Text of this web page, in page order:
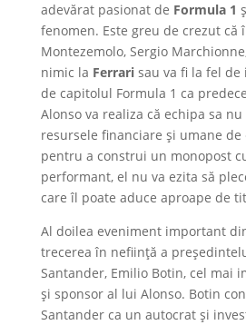
adevărat pasionat de Formula 1
fenomen. Este greu de crezut
Montezemolo, Sergio
nimic la Ferrarisau va fi la fel de
de capitolul Formula 1 ca
Alonso va realiza că echipa sa
resursele financiare şi umane de
pentru a construi un monopost
performant, el nu va ezita să
care îl poate aduce aproape de
Al doilea eveniment important
trecerea în nefiinţă a
Santander, Emilio Botin, cel mai
şi sponsor al lui Alonso. Botin
Santander ca un autocrat şi